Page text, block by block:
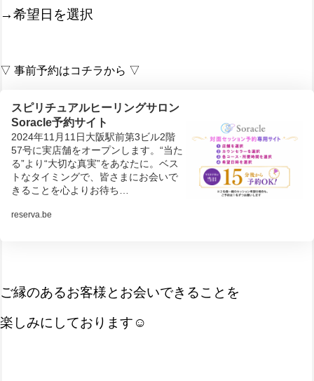
→希望日を選択
▽ 事前予約はコチラから ▽
スピリチュアルヒーリングサロン
Soracle予約サイト
2024年11月11日大阪駅前第3ビル2階
57号に実店舗をオープンします。“当た
る”より“大切な真実”をあなたに。ベス
トなタイミングで、皆さまにお会いで
きることを心よりお待ち…
reserva.be
ご縁のあるお客様とお会いできることを
楽しみにしております☺